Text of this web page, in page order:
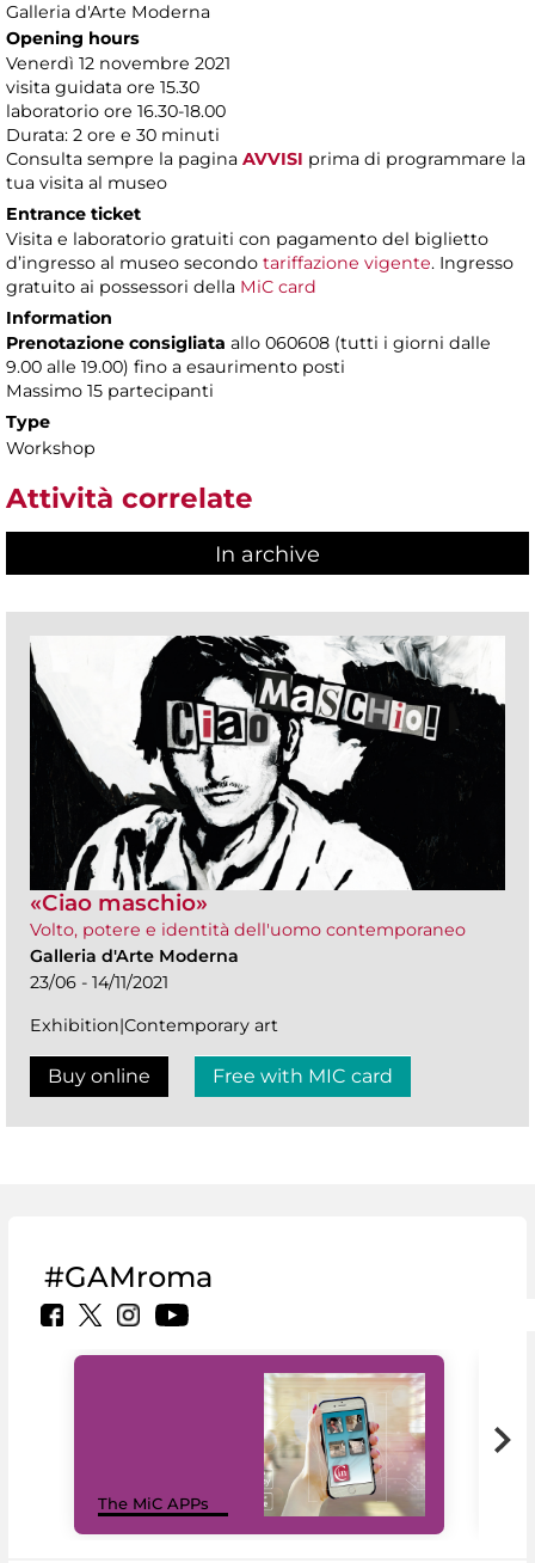
Galleria d'Arte Moderna
Opening hours
Venerdì 12 novembre 2021
visita guidata ore 15.30
laboratorio ore 16.30-18.00
Durata: 2 ore e 30 minuti
Consulta sempre la pagina AVVISI prima di programmare la
tua visita al museo
Entrance ticket
Visita e laboratorio gratuiti con pagamento del biglietto
d’ingresso al museo secondo tariffazione vigente. Ingresso
gratuito ai possessori della MiC card
Information
Prenotazione consigliata allo 060608 (tutti i giorni dalle
9.00 alle 19.00) fino a esaurimento posti
Massimo 15 partecipanti
Type
Workshop
Attività correlate
In archive
«Ciao maschio»
Volto, potere e identità dell'uomo contemporaneo
Galleria d'Arte Moderna
23/06 - 14/11/2021
Exhibition|Contemporary art
Buy online Free with MIC card
#GAMroma
The MiC APPs